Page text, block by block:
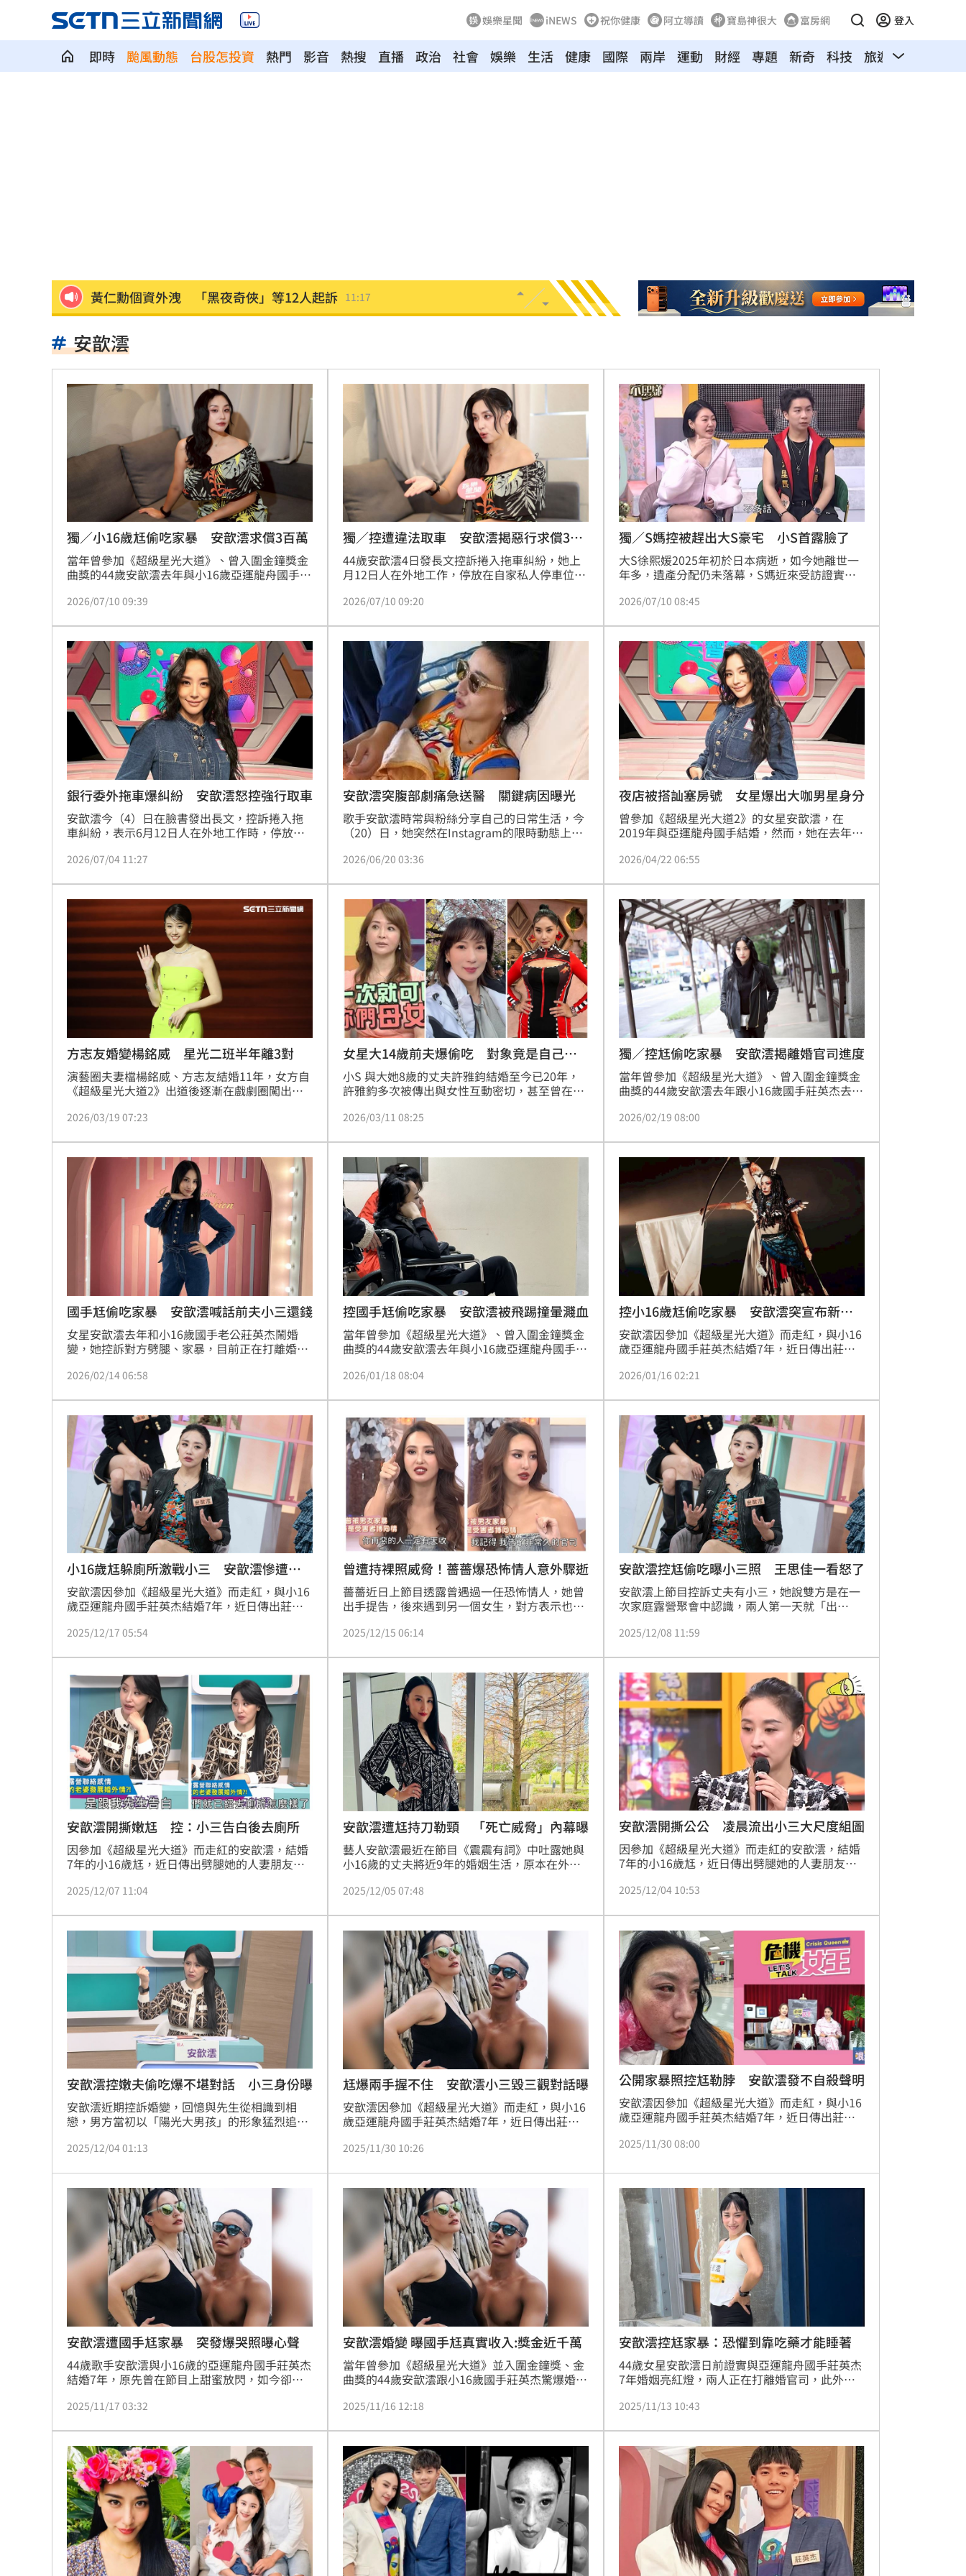
娛樂星聞 iNEWS 祝你健康 阿立導讀 寶島神很大 富房網 登入
即時 颱風動態 台股怎投資 熱門 影音 熱搜 直播 政治 社會 娛樂 生活 健康 國際 兩岸 運動 財經 專題 新奇 科技 旅遊 汽車
黃仁勳個資外洩 「黑夜奇俠」等12人起訴 11:17
原民抗議傅崐萁被架走 4小黨要求究責
攝影爆跳槽李多慧！Joeman憂建文離職發聲 11:08
專家：「這裡」有機會單獨發白海豚陸警 11:08
印度男來台觀光又偷又騙…把全聯當提款機 11:06
白海豚暴風侵襲率北北基破4成！1縣市60％ 11:04
來台搭北捷偷卡盜刷！港男撈百萬準備買房 11:04
東發號遭出征！蔣萬安：麵線油飯我都喜歡 11:02
傳陸客在港投保收益需繳稅 保險股衝擊 11:02
Google傳說級工程師離職！股價應聲暴跌4% 11:01
巴紐要關台灣駐處！專家：擴大對中合作 10:58
白海豚「這時」最靠近台灣！今起天氣變了 10:57
昆億生物登創櫃板 靠黑水虻變黃金
台灣彩券開獎直播中 20:31
LIVE三立+24小時直播 15:27
三立iNEWS新聞台線上直播
父親節送會拉筋的按摩椅 爸爸「筋歡喜」
油品食安事件引關注 挑選保健食品要注意 13:00
罕病博士彭士齊 輪椅上的生命覺醒！
酷澎「爸氣父親節」國際官方品牌齊聚
安歆澐
獨／小16歲尪偷吃家暴 安歆澐求償3百萬
當年曾參加《超級星光大道》、曾入圍金鐘獎金
曲獎的44歲安歆澐去年與小16歲亞運龍舟國手莊
友，甚至曾拿菜刀砍冰箱，還動手勒暈她，兩人
《三立新聞網》專訪透露接下來8月要再出庭第3
次，希望今年底可以順利恢單。蔡維歆
2026/07/10 09:39
獨／控遭違法取車 安歆澐揭惡行求償30
萬
44歲安歆澐4日發長文控訴捲入拖車糾紛，她上
月12日人在外地工作，停放在自家私人停車位的
走，保母還因此受傷送醫。扯的是她事隔20天領
回原廠檢查還發現後差速器本體受損。如今她出
面接受《三立新聞網》專訪還原整起事件，表示
將提告對方強制罪、搶劫傷害罪、精神損失還有
車輛財損的民事賠償並索賠30萬元。蔡維歆
2026/07/10 09:20
獨／S媽控被趕出大S豪宅 小S首露臉了
大S徐熙媛2025年初於日本病逝，如今她離世一
年多，遺產分配仍未落幕，S媽近來受訪證實被
館」豪宅，原因是她並非女兒遺產順位繼承者，
因此S媽若無力支付房貸，該豪宅恐被法拍。而
小S昨照常錄影主持，來賓之一的安歆澐受訪也
透露她現場狀況。蔡維歆
2026/07/10 08:45
銀行委外拖車爆糾紛 安歆澐怒控強行取車
安歆澐今（4）日在臉書發出長文，控訴捲入拖
車糾紛，表示6月12日人在外地工作時，停放在
的拖車公司人員開走，保母因上前阻止受傷送
後，不僅車身新增刮傷、封條遭撕毀，送回原廠
檢查還發現後差速器本體受損，讓她決定透過法
律程序討回公道。蔡維歆
2026/07/04 11:27
安歆澐突腹部劇痛急送醫 關鍵病因曝光
歌手安歆澐時常與粉絲分享自己的日常生活，今
（20）日，她突然在Instagram的限時動態上傳
並配文表示：「工作到一半肚子劇烈疼痛，跑去
擔心她的健康狀況。林品妤
2026/06/20 03:36
夜店被搭訕塞房號 女星爆出大咖男星身分
曾參加《超級星光大道2》的女星安歆澐，在
2019年與亞運龍舟國手結婚，然而，她在去年控
日她上薔薔節目《薔栗膠》，大爆年輕時靠著美
貌出眾，被大咖港星塞紙條，約去飯店續攤，現
場更爆出對方真實身分。蔡維歆
2026/04/22 06:55
方志友婚變楊銘威 星光二班半年離3對
演藝圈夫妻檔楊銘威、方志友結婚11年，女方自
《超級星光大道2》出道後逐漸在戲劇圈闖出成
最佳女配角獎項，如今卻傳出婚姻生變，爆出疑
姻。值得一提的是，加上方志友，《超級星光大
道2》近半年來已有3對離婚，堪比魔咒。
2026/03/19 07:23
女星大14歲前夫爆偷吃 對象竟是自己母
親
小S 與大她8歲的丈夫許雅鈞結婚至今已20年，
許雅鈞多次被傳出與女性互動密切，甚至曾在網
疑，小S多次公開力挺丈夫，態度一貫堅定，甚
展現她對婚姻關係的看法，也讓外界對她的包容
態度議論紛紛。
2026/03/11 08:25
獨／控尪偷吃家暴 安歆澐揭離婚官司進度
當年曾參加《超級星光大道》、曾入圍金鐘獎金
曲獎的44歲安歆澐去年跟小16歲國手莊英杰去年
刀砍冰箱，還動手勒暈她，兩人從此分居，目前
東過節，之後再回嘉義老家阿里山，新年新希望
便是期待可以趕快恢單。蔡維歆
2026/02/19 08:00
國手尪偷吃家暴 安歆澐喊話前夫小三還錢
女星安歆澐去年和小16歲國手老公莊英杰鬧婚
變，她控訴對方劈腿、家暴，目前正在打離婚官
方，「先把欠孩子的錢還清，再去談你們的戀
2026/02/14 06:58
控國手尪偷吃家暴 安歆澐被飛踢撞暈濺血
當年曾參加《超級星光大道》、曾入圍金鐘獎金
曲獎的44歲安歆澐去年與小16歲亞運龍舟國手莊
友，甚至曾拿菜刀砍冰箱，還動手勒暈她，兩人
出女主角的舞鈴劇場《VALO 二部曲-島嶼》舞台
劇全台巡迴演出，已於昨天下午在桃園展演中心
1/17-1/18如火如茶正式登場。蔡維歆
2026/01/18 08:04
控小16歲尪偷吃家暴 安歆澐突宣布新動
向
安歆澐因參加《超級星光大道》而走紅，與小16
歲亞運龍舟國手莊英杰結婚7年，近日傳出莊英
動手勒暈她，兩人從此分居，目前正在打離婚官
部曲-島嶼》即將正式上演。蔡維歆
2026/01/16 02:21
小16歲尪躲廁所激戰小三 安歆澐慘遭家
暴
安歆澐因參加《超級星光大道》而走紅，與小16
歲亞運龍舟國手莊英杰結婚7年，近日傳出莊英
動手勒暈她，兩人從此分居，目前正在打離婚官
透露一次看似親子同樂的多家庭露營行程期間，
老公竟然與對方在廁所偷吃亂搞。
2025/12/17 05:54
曾遭持裸照威脅！薔薔爆恐怖情人意外驟逝
薔薔近日上節目透露曾遇過一任恐怖情人，她曾
出手提告，後來遇到另一個女生，對方表示也曾
敢居然敢去告那位恐怖情人，而薔薔也透露該恐
2025/12/15 06:14
安歆澐控尪偷吃曝小三照 王思佳一看怒了
安歆澐上節目控訴丈夫有小三，她說雙方是在一
次家庭露營聚會中認識，兩人第一天就「出
為詭異，會特地去探某位朋友的班，甚至「提前
某天半夜，她拿丈夫的手機看孩子照片時，螢幕
突然跳出小三的曖昧訊息：「你在幹嘛？」她瞬
間心碎，點開對話一看，才發現兩人不僅互傳火
辣情話，還一起挑情趣內衣！
2025/12/08 11:59
安歆澐開撕嫩尪 控：小三告白後去廁所
因參加《超級星光大道》而走紅的安歆澐，結婚
7年的小16歲尪，近日傳出劈腿她的人妻朋友，
親密照，而且誇張的是小三前一天還來她家，讓
2025/12/07 11:04
安歆澐遭尪持刀勒頸 「死亡威脅」內幕曝
藝人安歆澐最近在節目《震震有詞》中吐露她與
小16歲的丈夫將近9年的婚姻生活，原本在外人
分崩離析，丈夫不僅多次酒後家暴她，最驚險的
些丟了性命。
2025/12/05 07:48
安歆澐開撕公公 凌晨流出小三大尺度組圖
因參加《超級星光大道》而走紅的安歆澐，結婚
7年的小16歲尪，近日傳出劈腿她的人妻朋友，
件事，沒想到經過不少對質，居然遭公公罵。
2025/12/04 10:53
安歆澐控嫩夫偷吃爆不堪對話 小三身份曝
安歆澐近期控訴婚變，回憶與先生從相識到相
戀，男方當初以「陽光大男孩」的形象猛烈追
姻卻開始產生裂痕。
2025/12/04 01:13
尪爆兩手握不住 安歆澐小三毀三觀對話曝
安歆澐因參加《超級星光大道》而走紅，與小16
歲亞運龍舟國手莊英杰結婚7年，近日傳出莊英
小三對話的場面，火爆對話全曝光了。
2025/11/30 10:26
公開家暴照控尪勒脖 安歆澐發不自殺聲明
安歆澐因參加《超級星光大道》而走紅，與小16
歲亞運龍舟國手莊英杰結婚7年，近日傳出莊英
動手勒暈她，兩人從此分居，目前正在打離婚官
露當時腦部嚴重缺氧，導致眼結膜出血、臉部血
管也大爆裂，至今還有後遺症。如今她也發布不
自殺聲明了。蔡維歆
2025/11/30 08:00
安歆澐遭國手尪家暴 突發爆哭照曝心聲
44歲歌手安歆澐與小16歲的亞運龍舟國手莊英杰
結婚7年，原先曾在節目上甜蜜放閃，如今卻陷
在車上哭到失控的照片，表示當天像往常一樣開
決堤，只能把車停在路邊禱告。
2025/11/17 03:32
安歆澐婚變 曝國手尪真實收入:獎金近千萬
當年曾參加《超級星光大道》並入圍金鐘獎、金
曲獎的44歲安歆澐跟小16歲國手莊英杰驚爆婚
安歆澐上節目揭露莊英杰月收，透露其實跟藝人
2025/11/16 12:18
安歆澐控尪家暴：恐懼到靠吃藥才能睡著
44歲女星安歆澐日前證實與亞運龍舟國手莊英杰
7年婚姻亮紅燈，兩人正在打離婚官司，此外她
暴的驗傷照，恐怖經歷至今仍讓安歆澐心有餘
2025/11/13 10:43